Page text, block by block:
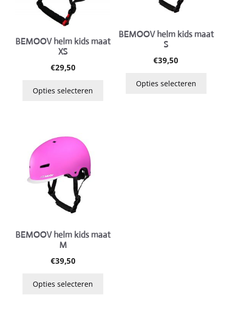
BEMOOV helm kids maat
XS
€29,50
Opties selecteren
worden
productpagina
BEMOOV helm kids maat
S
€39,50
Opties selecteren
gekozen
productpagina
BEMOOV helm kids maat
M
€39,50
Opties selecteren
product
heeft
meerdere
variaties.
gekozen
productpagina